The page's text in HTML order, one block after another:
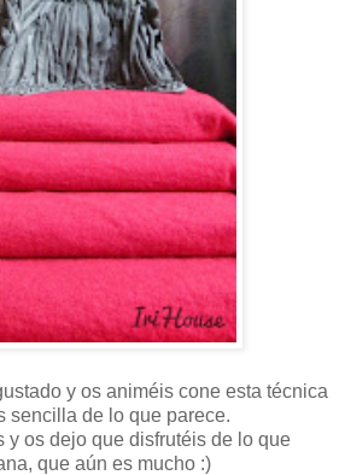
y os animéis cone esta técnica
sencilla de lo que parece.
y os dejo que disfrutéis de lo que
que aún es mucho :)